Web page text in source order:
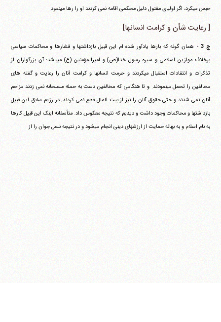
حبس می‎کرد، اگر اولیای مقتول دلیل محکمی اقامه نمی کردند او را رها می‎نمود.
[ رعایت شأن و کرامت انسانها]
ج 3 -
همان گونه که بارها یادآور شده ام این قبیل بازداشتها و فشارها و محاکمات سیاسی
برخلاف موازین اسلامی و سیره رسول خدا(ص) و امیرالمؤمنین (ع) می‎باشد؛ آن بزرگواران از
تذکرات و انتقادات استقبال می‎کردند و حرمت انسانها و کرامت آنان را رعایت و گفته های
مخالفین را تحمل می‎نمودند. و تا هنگامی که مخالفین دست به حمله مسلحانه نمی زدند مزاحم
آنان نمی شدند و حتی حقوق آنان را نیز از بیت المال قطع نمی کردند. در رژیم سابق این قبیل
بازداشتها و محاکمات وجود داشت و دیدیم که نتیجه معکوس داد. متأسفانه اینک این قبیل کارها
به نام اسلام و به بهانه حمایت از ارزشهای دینی انجام می‎شود و در نتیجه نسل جوان را از